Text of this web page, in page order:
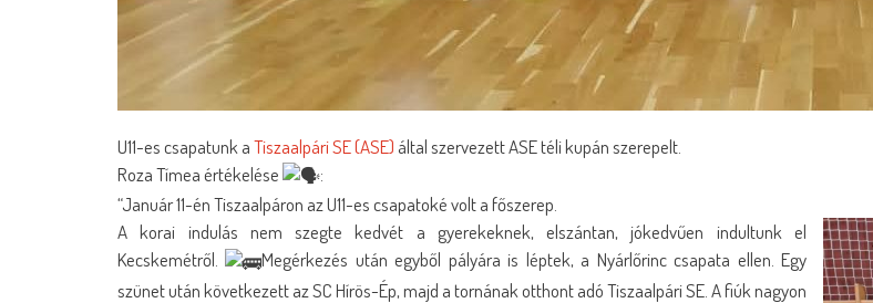
U11-es csapatunk aTiszaalpári SE (ASE) által szervezett ASE téli kupán szerepelt.
Roza Tímea értékelése
:
“Január 11-én Tiszaalpáron az U11-es csapatoké volt a főszerep.
A korai indulás nem szegte kedvét a gyerekeknek, elszántan, jókedvűen indultunk el
Kecskemétről.
Megérkezés után egyből pályára is léptek, a Nyárlőrinc csapata ellen. Egy
szünet után következett az SC Hírös-Ép, majd a tornának otthont adó Tiszaalpári SE. A fiúk nagyon